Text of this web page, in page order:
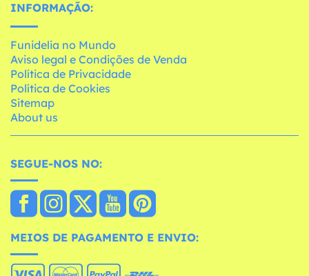
INFORMAÇÃO:
Funidelia no Mundo
Aviso legal e Condições de Venda
Política de Privacidade
Política de Cookies
Sitemap
About us
SEGUE-NOS NO:
MEIOS DE PAGAMENTO E ENVIO: